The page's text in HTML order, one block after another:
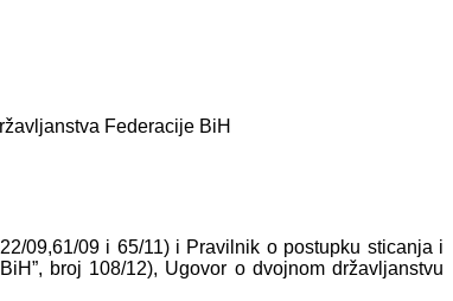
Federacije BiH
09,61/09 i 65/11) i Pravilnik o postupku sticanja i
broj 108/12), Ugovor o dvojnom državljanstvu